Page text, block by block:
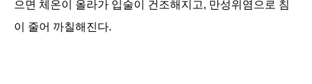
으면 체온이 올라가 입술이 건조해지고, 만성위염으로 침
이 줄어 까칠해진다.